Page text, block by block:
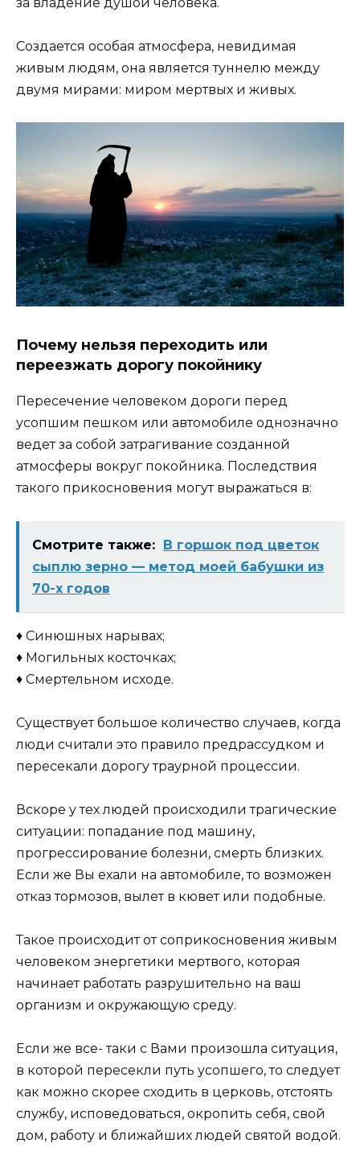
Создается особая атмосфера, невидимая
живым людям, она является туннелю между
двумя мирами: миром мертвых и живых.
Почему нельзя переходить или
переезжать дорогу покойнику
Пересечение человеком дороги перед
усопшим пешком или автомобиле однозначно
ведет за собой затрагивание созданной
атмосферы вокруг покойника. Последствия
такого прикосновения могут выражаться в:
Смотрите также: В горшок под цветок
сыплю зерно — метод моей бабушки из
70-х годов
♦ Синюшных нарывах;
♦ Могильных косточках;
♦ Смертельном исходе.
Существует большое количество случаев, когда
люди считали это правило предрассудком и
пересекали дорогу траурной процессии.
Вскоре у тех людей происходили трагические
ситуации: попадание под машину,
прогрессирование болезни, смерть близких.
Если же Вы ехали на автомобиле, то возможен
отказ тормозов, вылет в кювет или подобные.
Такое происходит от соприкосновения живым
человеком энергетики мертвого, которая
начинает работать разрушительно на ваш
организм и окружающую среду.
Если же все- таки с Вами произошла ситуация,
в которой пересекли путь усопшего, то следует
как можно скорее сходить в церковь, отстоять
службу, исповедоваться, окропить себя, свой
дом, работу и ближайших людей святой водой.